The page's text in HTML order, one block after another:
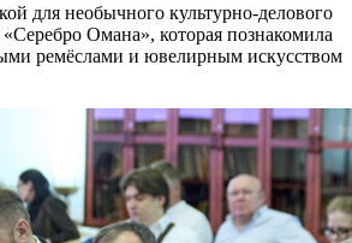
для необычного культурно-делового
Омана», которая познакомила
ремёслами и ювелирным искусством